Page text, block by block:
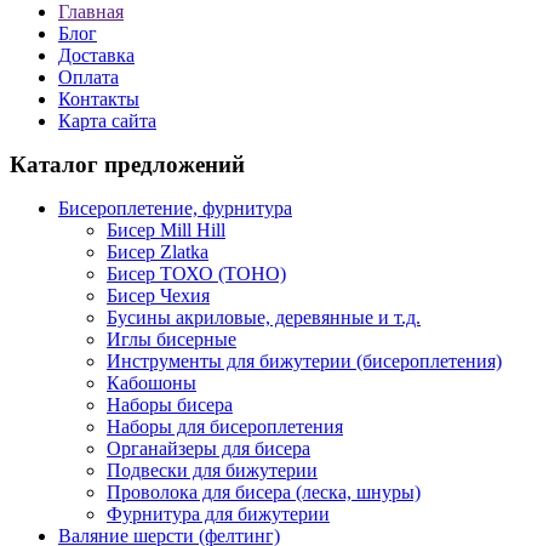
Главная
Блог
Доставка
Оплата
Контакты
Карта сайта
Каталог предложений
Бисероплетение, фурнитура
Бисер Mill Hill
Бисер Zlatka
Бисер ТОХО (TOHO)
Бисер Чехия
Бусины акриловые, деревянные и т.д.
Иглы бисерные
Инструменты для бижутерии (бисероплетения)
Кабошоны
Наборы бисера
Наборы для бисероплетения
Органайзеры для бисера
Подвески для бижутерии
Проволока для бисера (леска, шнуры)
Фурнитура для бижутерии
Валяние шерсти (фелтинг)